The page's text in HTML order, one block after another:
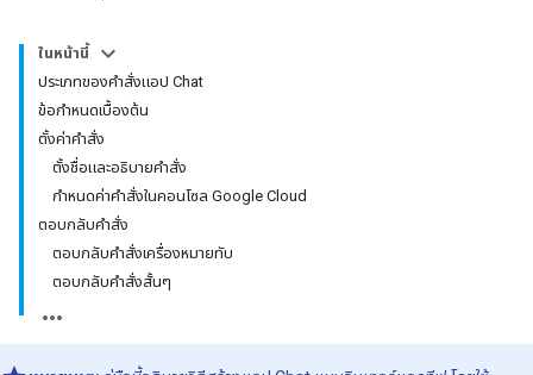
ในหน้านี้
ประเภทของคำสั่งแอป Chat
ข้อกำหนดเบื้องต้น
ตั้งค่าคำสั่ง
ตั้งชื่อและอธิบายคำสั่ง
กำหนดค่าคำสั่งในคอนโซล Google Cloud
ตอบกลับคำสั่ง
ตอบกลับคำสั่งเครื่องหมายทับ
ตอบกลับคำสั่งสั้นๆ